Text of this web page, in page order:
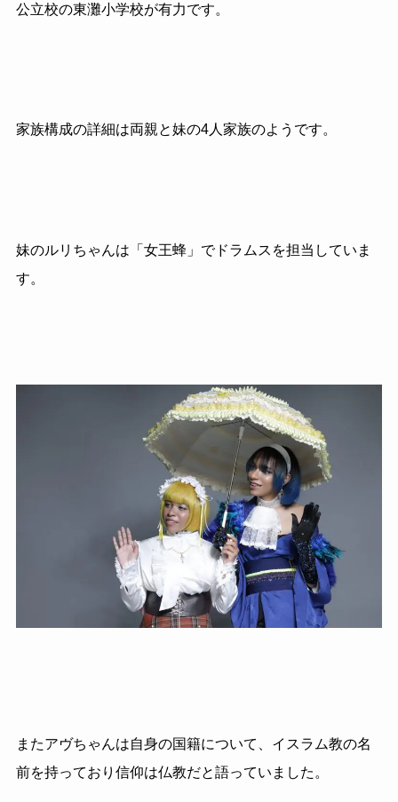
公立校の東灘小学校が有力です。
家族構成の詳細は両親と妹の4人家族のようです。
妹のルリちゃんは「女王蜂」でドラムスを担当していま
す。
またアヴちゃんは自身の国籍について、イスラム教の名
前を持っており信仰は仏教だと語っていました。